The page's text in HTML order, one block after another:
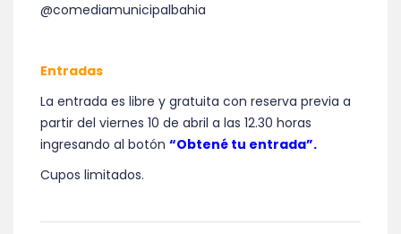
@comediamunicipalbahia
Entradas
La entrada es libre y gratuita con reserva previa a
partir del viernes 10 de abril a las 12.30 horas
ingresando al botón “Obtené tu entrada”.
Cupos limitados.